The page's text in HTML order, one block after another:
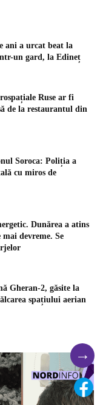
ani a urcat beat la
un gard, la Edineț
Ruse ar fi
de la restaurantul din
Soroca: Poliția a
cu miros de
Dunărea a atins
devreme. Se
Gheran-2, găsite la
spațiului aerian
→